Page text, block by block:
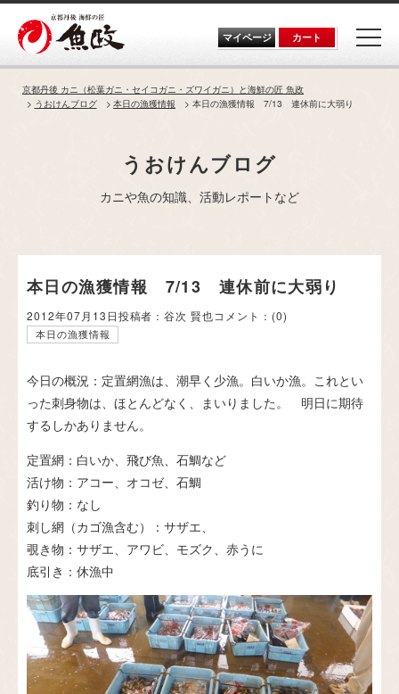
Skip
content
マイページ カート
京都丹後 カニ（松葉ガニ・セイコガニ・ズワイガニ）と海鮮の匠 魚政
うおけんブログ
本日の漁獲情報 本日の漁獲情報 7/13 連休前に大弱り
うおけんブログ
カニや魚の知識、活動レポートなど
本日の漁獲情報 7/13 連休前に大弱り
2012年07月13日投稿者：谷次 賢也コメント： (0)
本日の漁獲情報
今日の概況：定置網漁は、潮早く少漁。白いか漁。これとい
った刺身物は、ほとんどなく、まいりました。 明日に期待
するしかありません。
定置網：白いか、飛び魚、石鯛など
活け物：アコー、オコゼ、石鯛
釣り物：なし
刺し網（カゴ漁含む）：サザエ、
覗き物：サザエ、アワビ、モズク、赤うに
底引き：休漁中